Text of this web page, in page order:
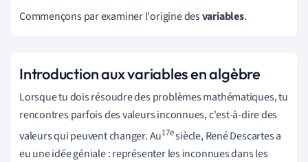
Commençons par examiner l'origine desvariables.
Introduction aux variables en algèbre
Lorsque tu dois résoudre des problèmes mathématiques, tu
rencontres parfois des valeurs inconnues, c'est-à-dire des
valeurs qui peuvent changer. Au17esiècle, René Descartes a
eu une idée géniale : représenter les inconnues dans les